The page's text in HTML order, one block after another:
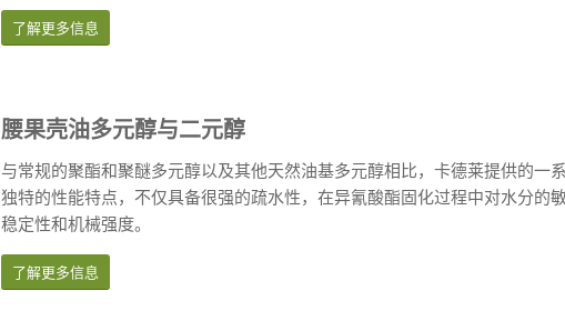
了解更多信息
腰果壳油多元醇与二元醇
与常规的聚酯和聚醚多元醇以及其他天然油基多元醇相比，卡德莱提供的一
独特的性能特点，不仅具备很强的疏水性，在异氰酸酯固化过程中对水分的
稳定性和机械强度。
了解更多信息